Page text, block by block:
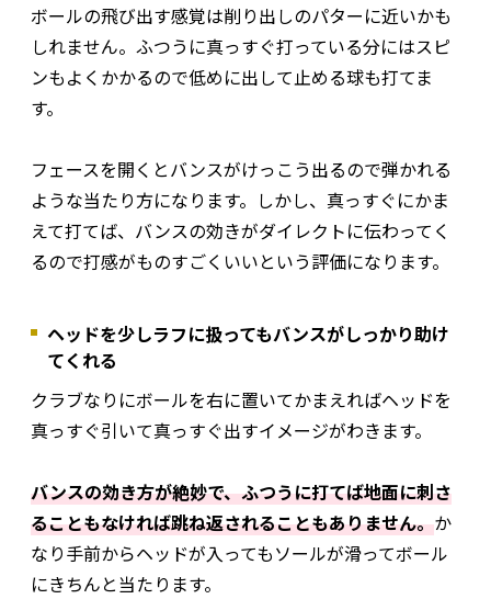
ボールの飛び出す感覚は削り出しのパターに近いかも
しれません。ふつうに真っすぐ打っている分にはスピ
ンもよくかかるので低めに出して止める球も打てま
す。
フェースを開くとバンスがけっこう出るので弾かれる
ような当たり方になります。しかし、真っすぐにかま
えて打てば、バンスの効きがダイレクトに伝わってく
るので打感がものすごくいいという評価になります。
ヘッドを少しラフに扱ってもバンスがしっかり助け
てくれる
クラブなりにボールを右に置いてかまえればヘッドを
真っすぐ引いて真っすぐ出すイメージがわきます。
バンスの効き方が絶妙で、ふつうに打てば地面に刺さ
ることもなければ跳ね返されることもありません。か
なり手前からヘッドが入ってもソールが滑ってボール
にきちんと当たります。